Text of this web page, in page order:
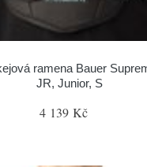
ramena Bauer
JR, Junior, S
4 139 Kč